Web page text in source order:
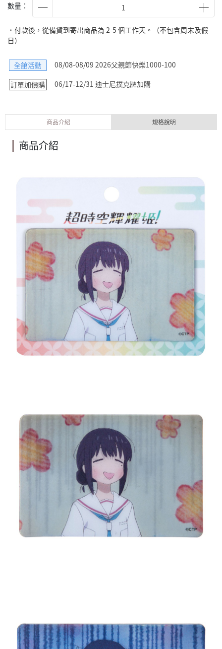
數量：
˙付款後，從備貨到寄出商品為 2-5 個工作天。（不包含周末及假
日）
全館活動
08/08-08/09 2026父親節快樂1000-100
訂單加價購
06/17-12/31 迪士尼撲克牌加購
商品介紹 規格說明
商品介紹